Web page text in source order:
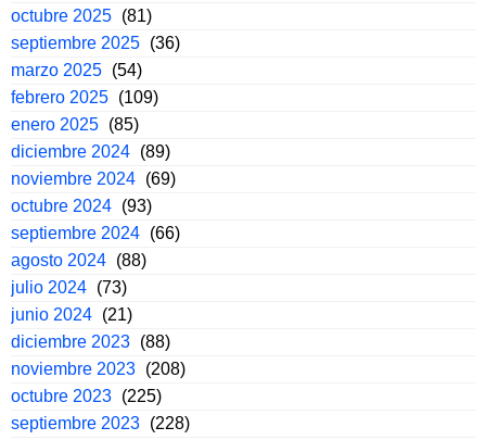
octubre 2025 (81)
septiembre 2025 (36)
marzo 2025 (54)
febrero 2025 (109)
enero 2025 (85)
diciembre 2024 (89)
noviembre 2024 (69)
octubre 2024 (93)
septiembre 2024 (66)
agosto 2024 (88)
julio 2024 (73)
junio 2024 (21)
diciembre 2023 (88)
noviembre 2023 (208)
octubre 2023 (225)
septiembre 2023 (228)